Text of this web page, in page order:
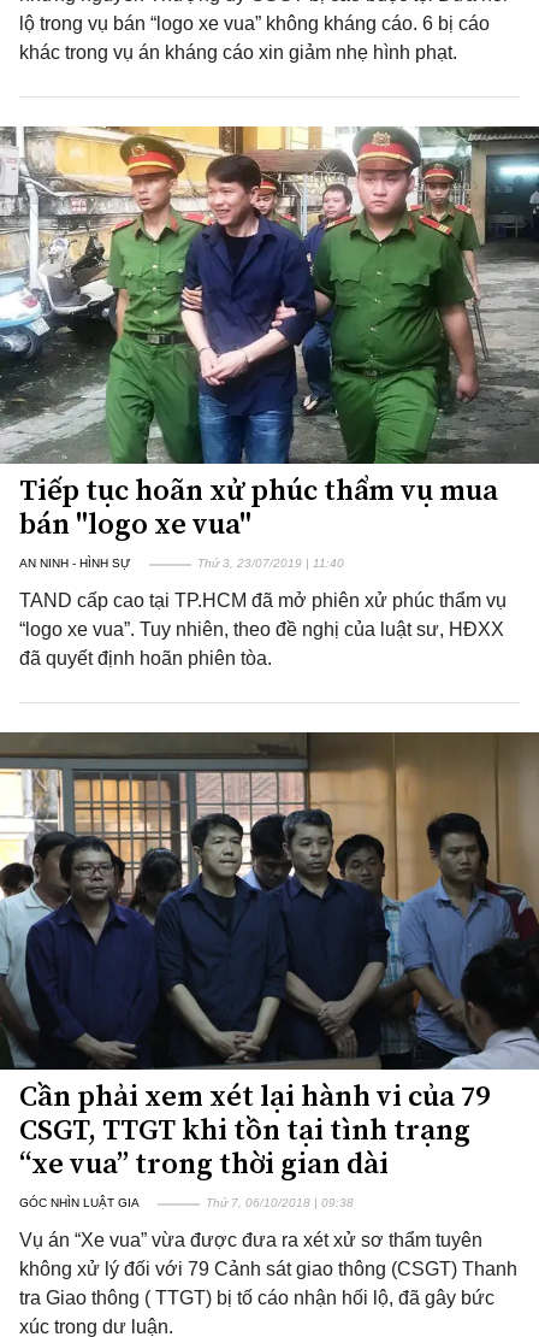
lộ trong vụ bán “logo xe vua” không kháng cáo. 6 bị cáo
khác trong vụ án kháng cáo xin giảm nhẹ hình phạt.
Tiếp tục hoãn xử phúc thẩm vụ mua
bán "logo xe vua"
AN NINH - HÌNH SỰ Thứ 3, 23/07/2019 | 11:40
TAND cấp cao tại TP.HCM đã mở phiên xử phúc thẩm vụ
“logo xe vua”. Tuy nhiên, theo đề nghị của luật sư, HĐXX
đã quyết định hoãn phiên tòa.
Cần phải xem xét lại hành vi của 79
CSGT, TTGT khi tồn tại tình trạng
“xe vua” trong thời gian dài
GÓC NHÌN LUẬT GIA Thứ 7, 06/10/2018 | 09:38
Vụ án “Xe vua” vừa được đưa ra xét xử sơ thẩm tuyên
không xử lý đối với 79 Cảnh sát giao thông (CSGT) Thanh
tra Giao thông ( TTGT) bị tố cáo nhận hối lộ, đã gây bức
xúc trong dư luận.